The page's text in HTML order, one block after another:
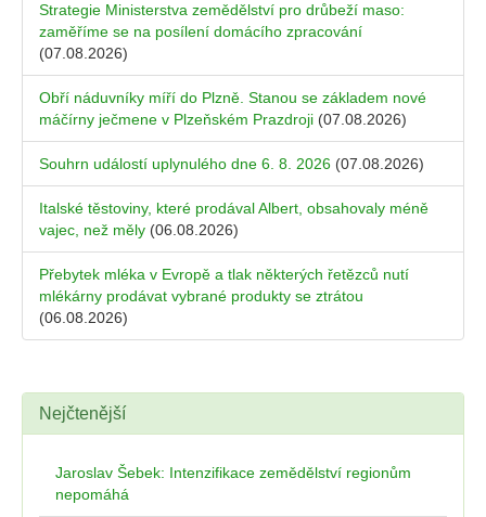
Strategie Ministerstva zemědělství pro drůbeží maso:
zaměříme se na posílení domácího zpracování
(07.08.2026)
Obří náduvníky míří do Plzně. Stanou se základem nové
máčírny ječmene v Plzeňském Prazdroji (07.08.2026)
Souhrn událostí uplynulého dne 6. 8. 2026 (07.08.2026)
Italské těstoviny, které prodával Albert, obsahovaly méně
vajec, než měly (06.08.2026)
Přebytek mléka v Evropě a tlak některých řetězců nutí
mlékárny prodávat vybrané produkty se ztrátou
(06.08.2026)
Nejčtenější
Jaroslav Šebek: Intenzifikace zemědělství regionům
nepomáhá